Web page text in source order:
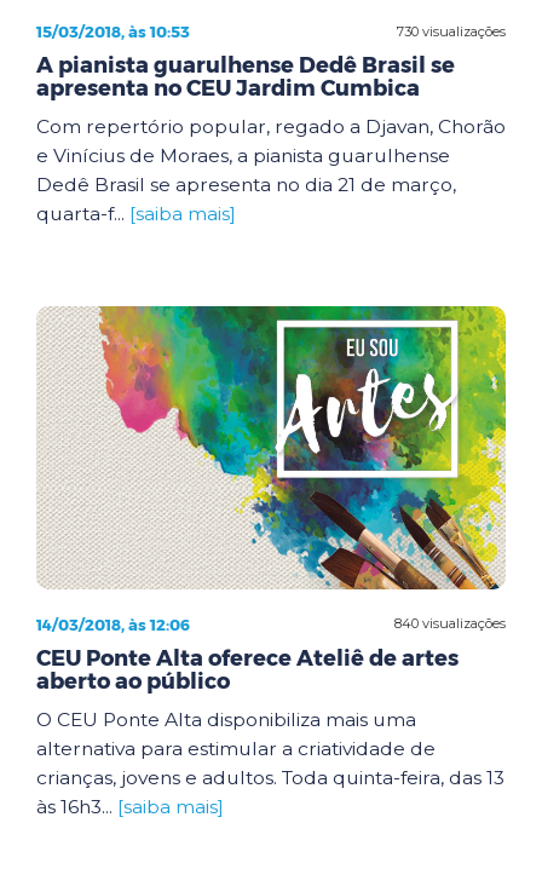
730 visualizações
15/03/2018, às 10:53
A pianista guarulhense Dedê Brasil se
apresenta no CEU Jardim Cumbica
Com repertório popular, regado a Djavan, Chorão
e Vinícius de Moraes, a pianista guarulhense
Dedê Brasil se apresenta no dia 21 de março,
quarta-f... [saiba mais]
840 visualizações
14/03/2018, às 12:06
CEU Ponte Alta oferece Ateliê de artes
aberto ao público
O CEU Ponte Alta disponibiliza mais uma
alternativa para estimular a criatividade de
crianças, jovens e adultos. Toda quinta-feira, das 13
às 16h3... [saiba mais]